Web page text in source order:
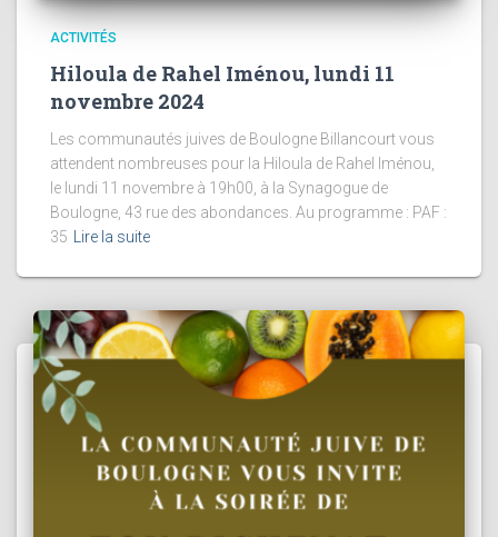
ACTIVITÉS
Hiloula de Rahel Iménou, lundi 11
novembre 2024
Les communautés juives de Boulogne Billancourt vous
attendent nombreuses pour la Hiloula de Rahel Iménou,
le lundi 11 novembre à 19h00, à la Synagogue de
Boulogne, 43 rue des abondances. Au programme : PAF :
35
Lire la suite